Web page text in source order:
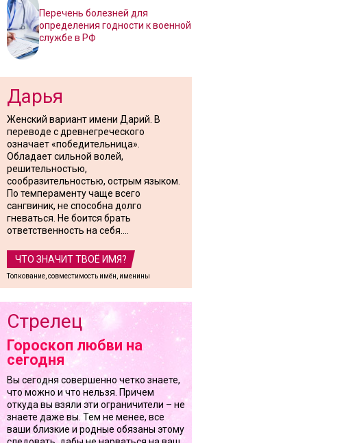
Перечень болезней для
определения годности к военной
службе в РФ
Дарья
Женский вариант имени Дарий. В
переводе с древнегреческого
означает «победительница».
Обладает сильной волей,
решительностью,
сообразительностью, острым языком.
По темпераменту чаще всего
сангвиник, не способна долго
гневаться. Не боится брать
ответственность на себя....
ЧТО ЗНАЧИТ ТВОЁ ИМЯ?
Толкование, совместимость имён, именины
Стрелец
Гороскоп любви на
сегодня
Вы сегодня совершенно четко знаете,
что можно и что нельзя. Причем
откуда вы взяли эти ограничители – не
знаете даже вы. Тем не менее, все
ваши близкие и родные обязаны этому